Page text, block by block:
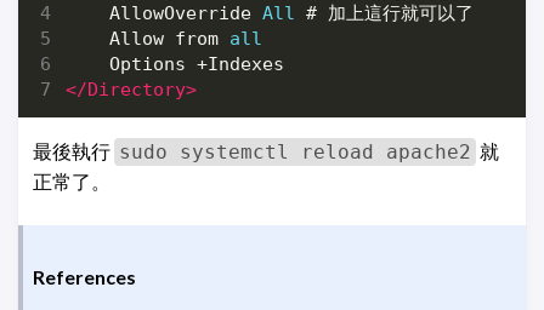
AllowOverride All
Allow from all
Options
</Directory>
最後執行 sudo systemctl reload apache2 就
正常了。
References